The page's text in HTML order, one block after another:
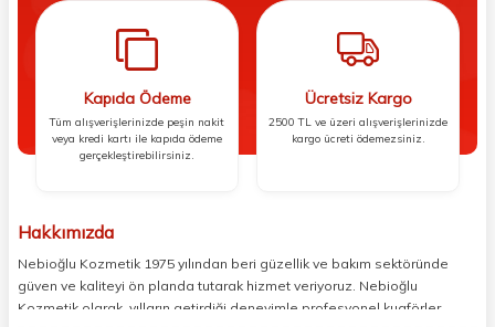
Kapıda Ödeme
Tüm alışverişlerinizde peşin nakit
veya kredi kartı ile kapıda ödeme
gerçekleştirebilirsiniz.
Ücretsiz Kargo
2500 TL ve üzeri alışverişlerinizde
kargo ücreti ödemezsiniz.
Hakkımızda
Nebioğlu Kozmetik 1975 yılından beri güzellik ve bakım sektöründe
güven ve kaliteyi ön planda tutarak hizmet veriyoruz. Nebioğlu
Kozmetik olarak, yılların getirdiği deneyimle profesyonel kuaförler,